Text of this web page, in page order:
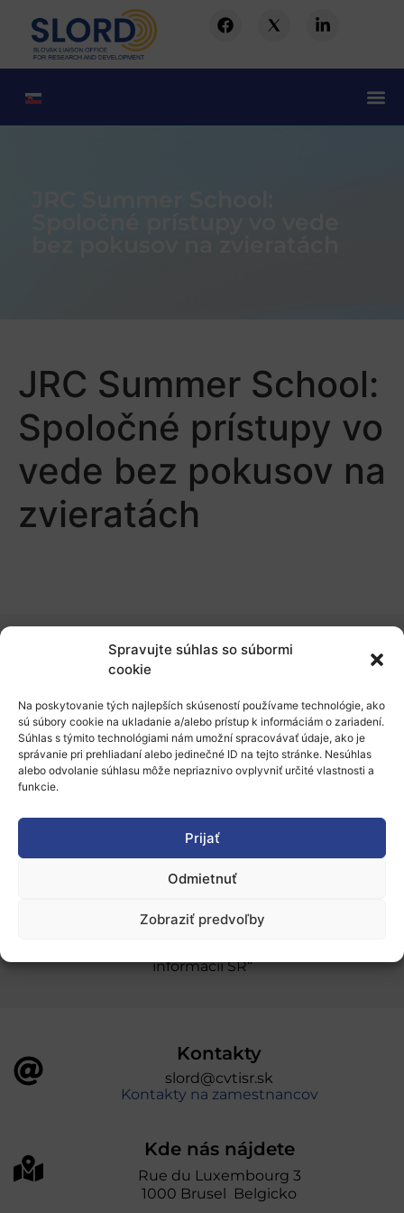
Spravujte súhlas so súbormi
cookie
Na poskytovanie tých najlepších skúseností používame technológie, ako
sú súbory cookie na ukladanie a/alebo prístup k informáciám o zariadení.
Súhlas s týmito technológiami nám umožní spracovávať údaje, ako je
správanie pri prehliadaní alebo jedinečné ID na tejto stránke. Nesúhlas
alebo odvolanie súhlasu môže nepriaznivo ovplyvniť určité vlastnosti a
funkcie.
Prijať
Odmietnuť
Zobraziť predvoľby
JRC Summer School:
Spoločné prístupy vo
vede bez pokusov na
zvieratách
Naše služby
Financovanie a podpora
Stáže a pobyty
Ochrana osobných údajov
úniou v rámci Programu Slovensko. Portál
informácií SR“
Kontakty
slord@cvtisr.sk
Kontakty na zamestnancov
Kde nás nájdete
Rue du Luxembourg 3
1000 Brusel Belgicko